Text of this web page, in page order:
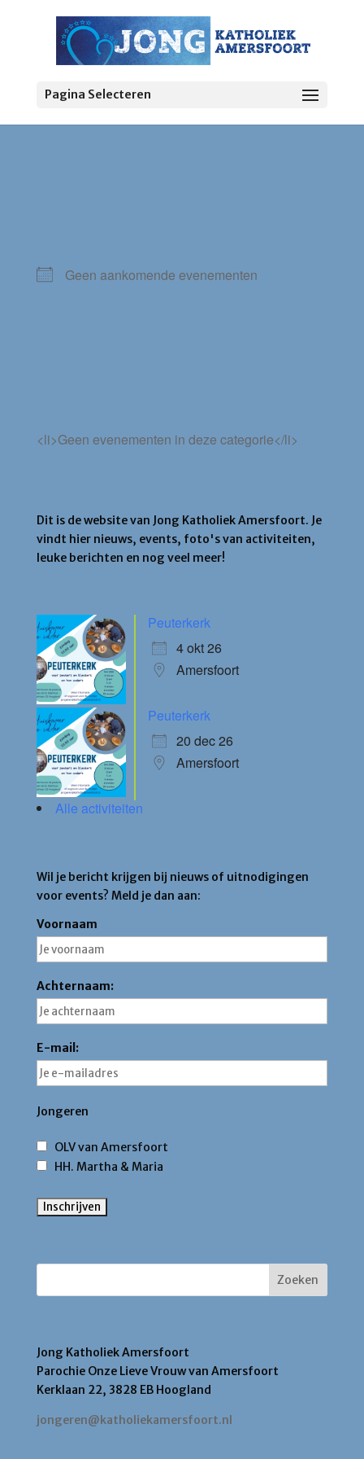
Pagina Selecteren
Geen aankomende evenementen
<li>Geen evenementen in deze categorie</li>
Dit is de website van Jong Katholiek Amersfoort. Je
vindt hier nieuws, events, foto's van activiteiten,
leuke berichten en nog veel meer!
Peuterkerk
4 okt 26
Amersfoort
Peuterkerk
20 dec 26
Amersfoort
Alle activiteiten
Wil je bericht krijgen bij nieuws of uitnodigingen
voor events? Meld je dan aan:
Voornaam
Achternaam:
E-mail:
Jongeren
OLV van Amersfoort
HH. Martha & Maria
Jong Katholiek Amersfoort
Parochie Onze Lieve Vrouw van Amersfoort
Kerklaan 22, 3828 EB Hoogland
jongeren@katholiekamersfoort.nl